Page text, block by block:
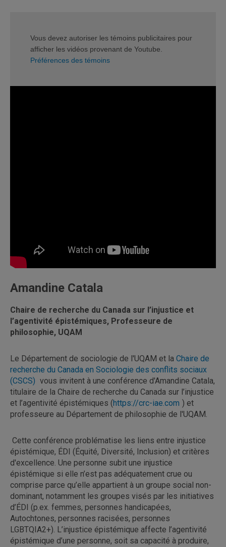
Vous devez autoriser les témoins publicitaires pour
afficher les vidéos provenant de Youtube.
Préférences des témoins
Amandine Catala
Chaire de recherche du Canada sur l’injustice et
l’agentivité épistémiques, Professeure de
philosophie, UQAM
Le Département de sociologie de l'UQAM et la Chaire de
recherche du Canada en Sociologie des conflits sociaux
(CSCS) vous invitent à une conférence d'Amandine Catala,
titulaire de la Chaire de recherche du Canada sur l’injustice
et l’agentivité épistémiques (https://crc-iae.com ) et
professeure au Département de philosophie de l'UQAM.
Cette conférence problématise les liens entre injustice
épistémique, ÉDI (Équité, Diversité, Inclusion) et critères
d'excellence. Une personne subit une injustice
épistémique si elle n’est pas adéquatement crue ou
comprise parce qu’elle appartient à un groupe social non-
dominant, notamment les groupes visés par les initiatives
d’ÉDI (p.ex. femmes, personnes handicapées,
Autochtones, personnes racisées, personnes
LGBTQIA2+). L’injustice épistémique affecte l’agentivité
épistémique d’une personne, soit sa capacité à produire,